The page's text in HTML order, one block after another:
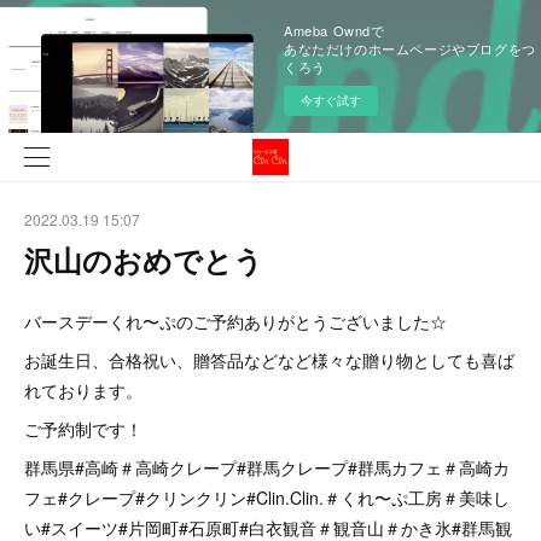
Ameba Owndで
あなただけのホームページやブログをつ
くろう
今すぐ試す
2022.03.19 15:07
沢山のおめでとう
バースデーくれ〜ぷのご予約ありがとうございました☆
お誕生日、合格祝い、贈答品などなど様々な贈り物としても喜ば
れております。
ご予約制です！
群馬県#高崎＃高崎クレープ#群馬クレープ#群馬カフェ＃高崎カ
フェ#クレープ#クリンクリン#Clin.Clin.＃くれ〜ぷ工房＃美味し
い#スイーツ#片岡町#石原町#白衣観音＃観音山＃かき氷#群馬観